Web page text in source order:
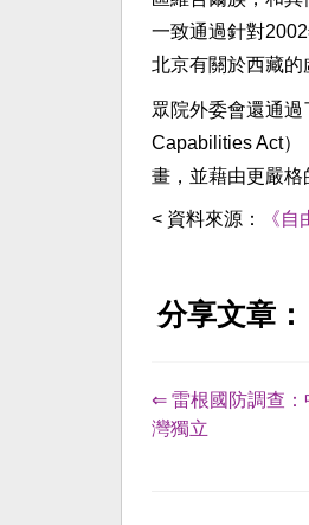
一致通過針對
北京有關於西藏的
眾院外委會還通
Capabilities Act）
畫，並藉由更嚴格
< 資料來源： 《
分享文章：
⇐ 雷根國防調查：
灣獨立